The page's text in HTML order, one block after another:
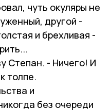
чуть окуляры не
другой -
и брехливая -
Степан. - Ничего! И
толпе.
и
без очереди